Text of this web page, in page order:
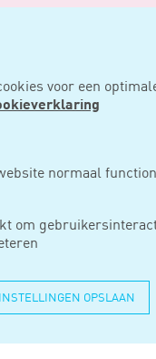
voor een
normaal
om
INSTELLINGEN OPSLAAN